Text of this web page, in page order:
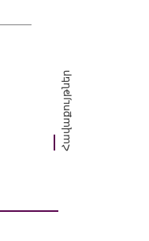
Հավաքույթներ